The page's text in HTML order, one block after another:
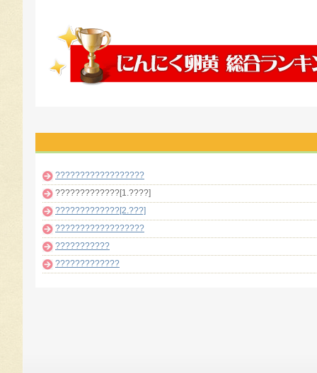
??????????????????
?????????????[1.????]
?????????????[2.???]
??????????????????
???????????
?????????????